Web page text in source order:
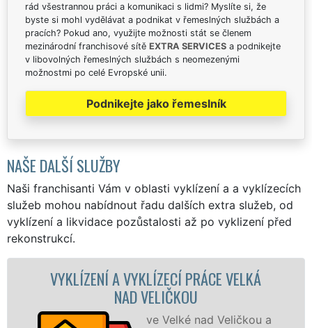
rád všestrannou práci a komunikaci s lidmi? Myslíte si, že
byste si mohl vydělávat a podnikat v řemeslných službách a
pracích? Pokud ano, využijte možnosti stát se členem
mezinárodní franchisové sítě EXTRA SERVICES a podnikejte
v libovolných řemeslných službách s neomezenými
možnostmi po celé Evropské unii.
Podnikejte jako řemeslník
NAŠE DALŠÍ SLUŽBY
Naši franchisanti Vám v oblasti vyklízení a a vyklízecích
služeb mohou nabídnout řadu dalších extra služeb, od
vyklízení a likvidace pozůstalosti až po vyklizení před
rekonstrukcí.
A VYKLÍZECÍ PRÁCE VELKÁ
NAD VELIČKOU
ve Velké nad Veličkou a